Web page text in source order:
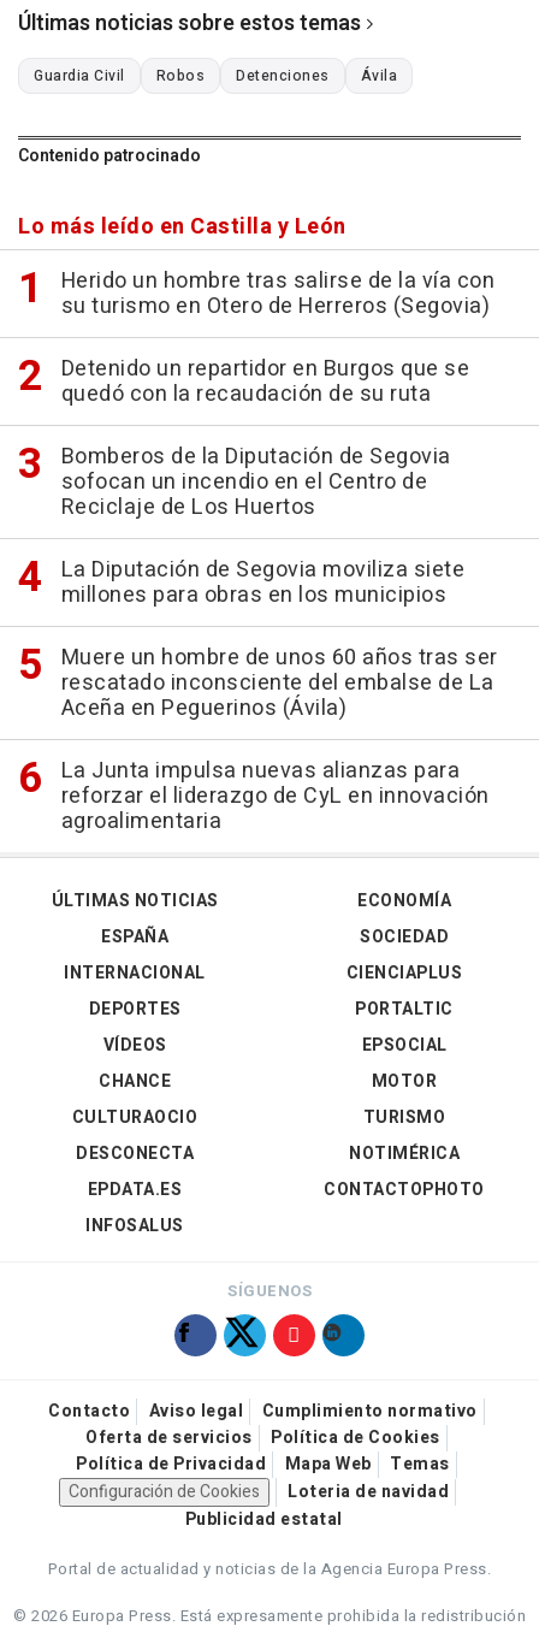
Últimas noticias sobre estos temas
Guardia Civil Robos Detenciones Ávila
Contenido patrocinado
Lo más leído en Castilla y León
Herido un hombre tras salirse de la vía con
su turismo en Otero de Herreros (Segovia)
Detenido un repartidor en Burgos que se
quedó con la recaudación de su ruta
Bomberos de la Diputación de Segovia
sofocan un incendio en el Centro de
Reciclaje de Los Huertos
La Diputación de Segovia moviliza siete
millones para obras en los municipios
Muere un hombre de unos 60 años tras ser
rescatado inconsciente del embalse de La
Aceña en Peguerinos (Ávila)
La Junta impulsa nuevas alianzas para
reforzar el liderazgo de CyL en innovación
agroalimentaria
ÚLTIMAS NOTICIAS
ESPAÑA
INTERNACIONAL
DEPORTES
VÍDEOS
ECONOMÍA
SOCIEDAD
CIENCIAPLUS
PORTALTIC
EPSOCIAL
CHANCE
CULTURAOCIO
DESCONECTA
EPDATA.ES
INFOSALUS
MOTOR
TURISMO
NOTIMÉRICA
CONTACTOPHOTO
SÍGUENOS
Contacto Aviso legal
Cumplimiento normativo
Oferta de servicios
Política de Cookies
Política de Privacidad
Mapa Web
Temas
Configuración de Cookies
Loteria de navidad
Publicidad estatal
Portal de actualidad y noticias de la Agencia Europa Press.
© 2026 Europa Press. Está expresamente prohibida la redistribución